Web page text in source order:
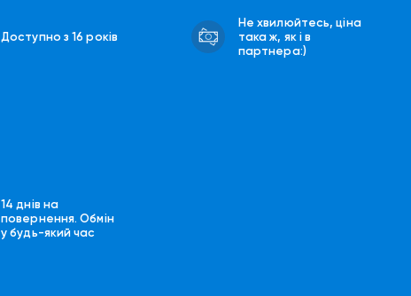
Доступно з 16 років
Не хвилюйтесь, ціна
така ж, як і в
партнера:)
14 днів на
повернення. Обмін
у будь-який час